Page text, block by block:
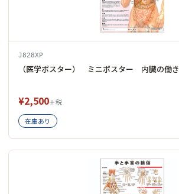
J828XP
（医学ポスター） ミニポスター 内臓の働き
¥2,500＋税
在庫あり